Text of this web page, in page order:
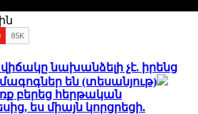
նախանձելի չէ. իրենց
են (տեսանյութ)
բերեց հերթական
ես միայն կորցրեցի.